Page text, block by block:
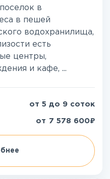
в
в пешей
водохранилища,
есть
центры,
и кафе, ...
от 5 до 9 соток
от 7 578 600₽